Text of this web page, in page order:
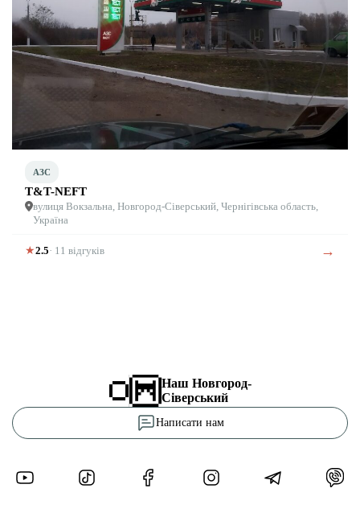
АЗС
T&T-NEFT
вулиця Вокзальна, Новгород-Сіверський, Чернігівська область,
Україна
★2.5· 11 відгуків →
Наш Новгород-
Сіверський
Написати нам